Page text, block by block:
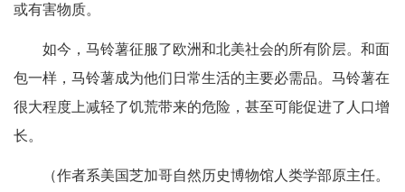
或有害物质。
如今，马铃薯征服了欧洲和北美社会的所有阶层。和面
包一样，马铃薯成为他们日常生活的主要必需品。马铃薯在
很大程度上减轻了饥荒带来的危险，甚至可能促进了人口增
长。
（作者系美国芝加哥自然历史博物馆人类学部原主任。